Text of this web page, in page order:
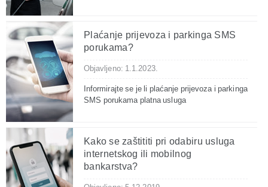
Plaćanje prijevoza i parkinga SMS
porukama?
Objavljeno: 1.1.2023.
Informirajte se je li plaćanje prijevoza i parkinga
SMS porukama platna usluga
Kako se zaštititi pri odabiru usluga
internetskog ili mobilnog
bankarstva?